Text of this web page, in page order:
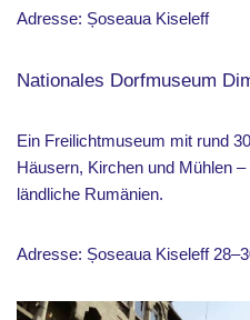
Adresse: Șoseaua Kiseleff
Nationales Dorfmuseum
Ein Freilichtmuseum mit rund
Häusern, Kirchen und Mühlen
ländliche Rumänien.
Adresse: Șoseaua Kiseleff